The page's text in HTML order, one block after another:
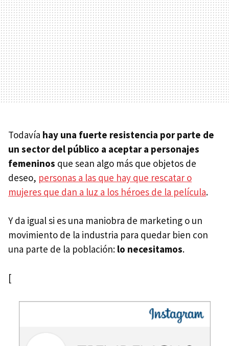
Todavía hay una fuerte resistencia por parte de
un sector del público a aceptar a personajes
femeninos que sean algo más que objetos de
deseo, personas a las que hay que rescatar o
mujeres que dan a luz a los héroes de la película.
Y da igual si es una maniobra de marketing o un
movimiento de la industria para quedar bien con
una parte de la población: lo necesitamos.
[